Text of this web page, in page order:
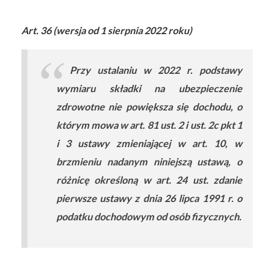
Art. 36 (wersja od 1 sierpnia 2022 roku)
Przy ustalaniu w 2022 r. podstawy
wymiaru składki na ubezpieczenie
zdrowotne nie powiększa się dochodu, o
którym mowa w art. 81 ust. 2 i ust. 2c pkt 1
i 3 ustawy zmieniającej w art. 10, w
brzmieniu nadanym niniejszą ustawą, o
różnicę określoną w art. 24 ust. zdanie
pierwsze ustawy z dnia 26 lipca 1991 r. o
podatku dochodowym od osób fizycznych.